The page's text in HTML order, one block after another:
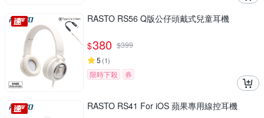
RASTO RS56 Q版公仔頭戴式兒童耳機
$380 $399
5 (1)
限時下殺 券
RASTO RS41 For iOS 蘋果專用線控耳機